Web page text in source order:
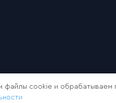
файлы cookie и обрабатываем